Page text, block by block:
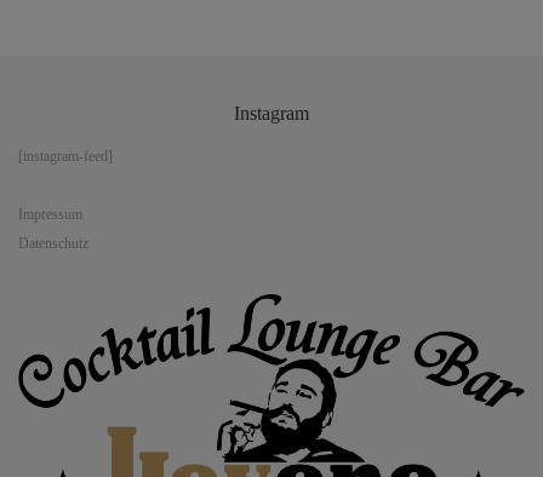
Instagram
[instagram-feed]
Impressum
Datenschutz